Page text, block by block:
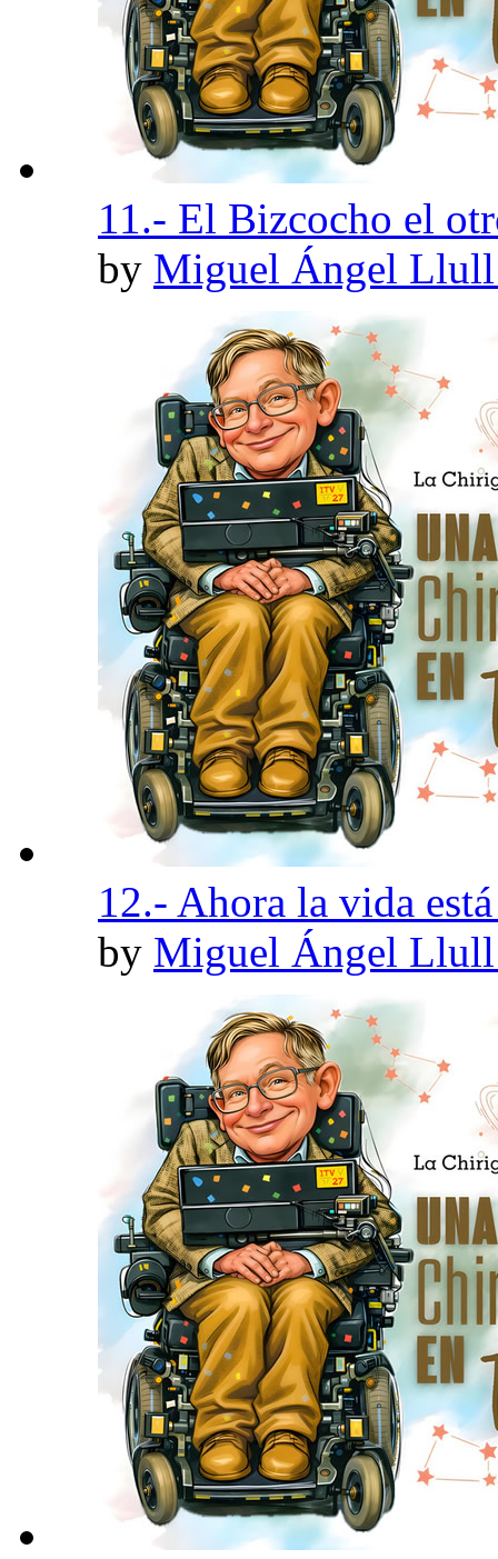
11.- El Bizcocho el
by Miguel Ángel
12.- Ahora la vida
by Miguel Ángel